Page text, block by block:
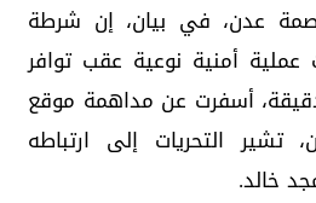
عدن، في بيان، إن شرطة
أمنية نوعية عقب توافر
أسفرت عن مداهمة موقع
التحريات إلى ارتباطه
خالد.